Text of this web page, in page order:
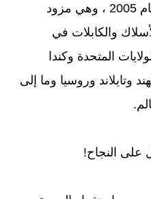
تأسست شركة جيمويل في عام 2005 ، وهي مزود
والكابلات في
المتحدة وكندا
وتايلاند وروسيا وما إلى
على النجاح!